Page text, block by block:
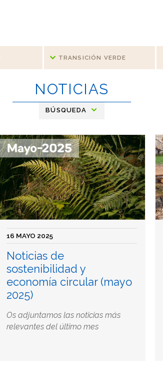
TRANSICIÓN VERDE
NOTICIAS
BÚSQUEDA
16 MAYO 2025
Noticias de
sostenibilidad y
economía circular (mayo
2025)
Os adjuntamos las noticias más
relevantes del último mes